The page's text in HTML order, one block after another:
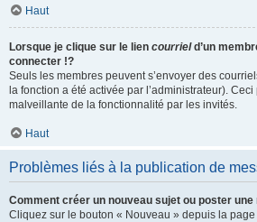
Haut
Lorsque je clique sur le lien courrield’un
connecter !?
Seuls les membres peuvent s’envoyer des
la fonction a été activée par l’administrateur).
malveillante de la fonctionnalité par les invités.
Haut
Problèmes liés à la publication de
Comment créer un nouveau sujet ou poster une
Cliquez sur le bouton « Nouveau » depuis la page